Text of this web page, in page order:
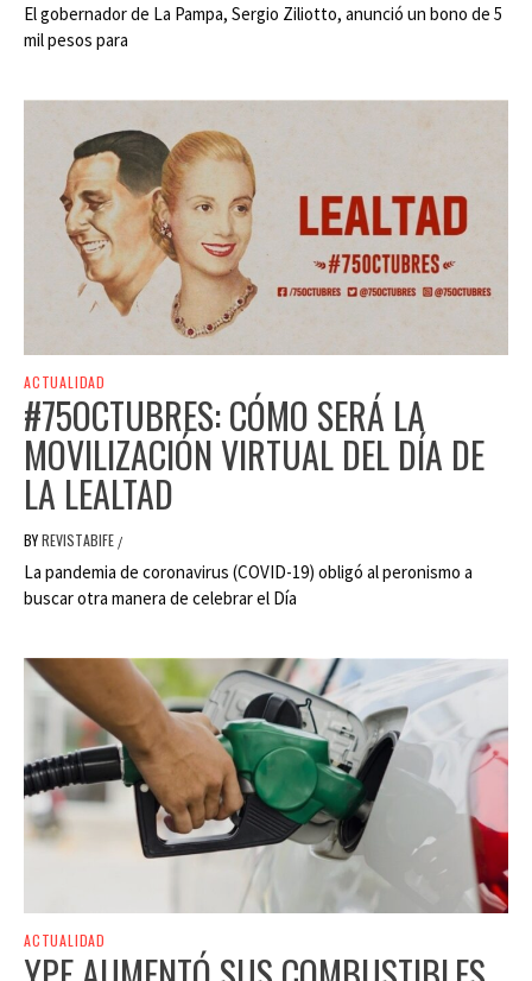
El gobernador de La Pampa, Sergio Ziliotto, anunció un bono de 5
mil pesos para
ACTUALIDAD
#75OCTUBRES: CÓMO SERÁ LA
MOVILIZACIÓN VIRTUAL DEL DÍA DE
LA LEALTAD
BYREVISTABIFE /
La pandemia de coronavirus (COVID-19) obligó al peronismo a
buscar otra manera de celebrar el Día
ACTUALIDAD